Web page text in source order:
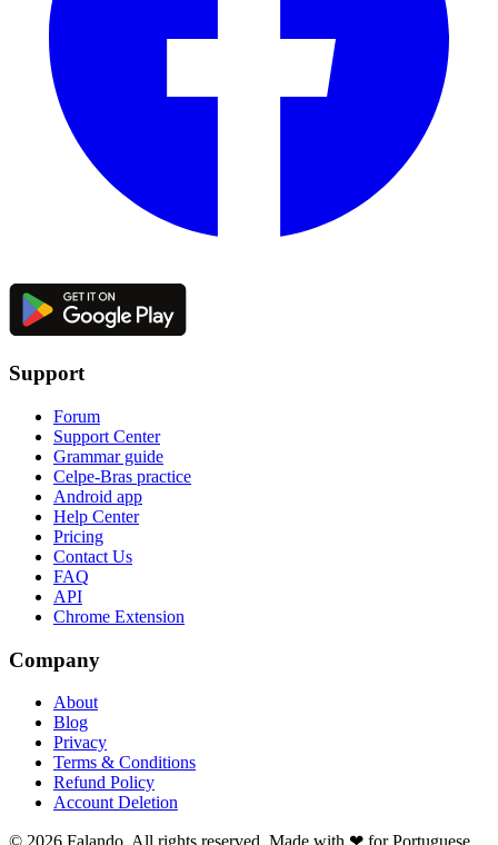
Support
Forum
Support Center
Grammar guide
Celpe-Bras practice
Android app
Help Center
Pricing
Contact Us
FAQ
API
Chrome Extension
Company
About
Blog
Privacy
Terms & Conditions
Refund Policy
Account Deletion